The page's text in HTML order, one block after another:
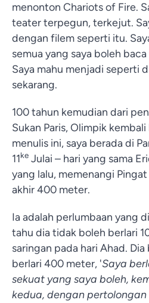
menonton Chariots of Fire.
teater terpegun, terkejut.
dengan filem seperti itu.
semua yang saya boleh
Saya mahu menjadi seperti
sekarang.
100 tahun kemudian dari
Sukan Paris, Olimpik kembali
menulis ini, saya berada di
11ke Julai – hari yang sama
yang lalu, memenangi
akhir 400 meter.
Ia adalah perlumbaan yang
tahu dia tidak boleh berlari
saringan pada hari Ahad.
berlari 400 meter, 'Saya
sekuat yang saya boleh,
kedua, dengan pertolongan